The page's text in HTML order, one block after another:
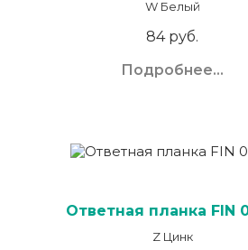
W Белый
84 руб.
Подробнее...
Ответная планка FIN
Z Цинк